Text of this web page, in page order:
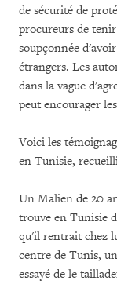
de sécurité de
procureurs de
soupçonnée
étrangers. Les
dans la vague
peut encourager
Voici les
en Tunisie,
Un Malien de 20
trouve en Tunisie
qu'il rentrait chez
centre de Tunis,
essayé de le